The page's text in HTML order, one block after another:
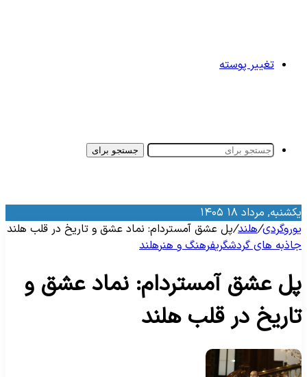
تغییر پوسته
جستجو برای
مرداد ۱۸ ۱۴۰۵
/هلند/پل عشق آمستردام: نماد عشق و تاریخ در قلب هلند
های گردشگریفرهنگ و هنرهلند
عشق آمستردام: نماد عشق و
در قلب هلند